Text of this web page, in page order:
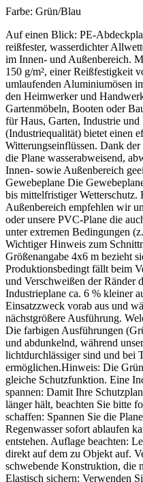
Farbe: Grün/Blau
Auf einen Blick: PE-
reißfester, wasserdichter
im Innen- und Außenbereich.
150 g/m², einer Reißfestigkeit
umlaufenden Aluminiumösen
den Heimwerker und
Gartenmöbeln, Booten oder
für Haus, Garten, Industrie
(Industriequalität) bietet einen
Witterungseinflüssen. Dank
die Plane wasserabweisend,
Innen- sowie Außenbereich
Gewebeplane Die
bis mittelfristiger Wetterschutz.
Außenbereich empfehlen wir
oder unsere PVC-Plane die
unter extremen Bedingungen
Wichtiger Hinweis zum
Größenangabe 4x6 m bezieht
Produktionsbedingt fällt beim
und Verschweißen der Ränder
Industrieplane ca. 6 % kleiner
Einsatzzweck vorab aus und
nächstgrößere Ausführung.
Die farbigen Ausführungen
und abdunkelnd, während
lichtdurchlässiger sind und bei
ermöglichen.Hinweis: Die
gleiche Schutzfunktion. Eine
spannen: Damit Ihre
länger hält, beachten Sie bitte
schaffen: Spannen Sie die
Regenwasser sofort ablaufen
entstehen. Auflage beachten:
direkt auf dem zu Objekt auf.
schwebende Konstruktion, die
Elastisch sichern: Verwenden